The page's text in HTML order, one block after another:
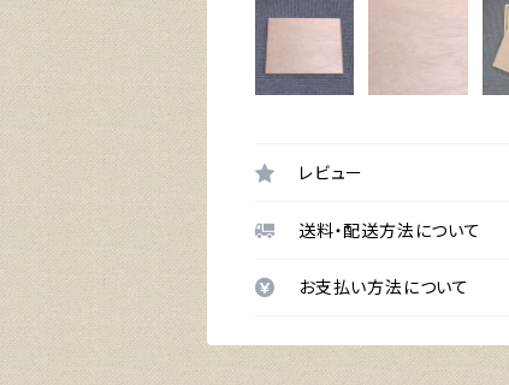
レビュー
送料・配送方法について
お支払い方法について